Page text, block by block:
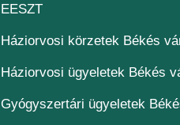
EESZT(új ablakban nyílik meg)
Háziorvosi körzetek Békés
Háziorvosi ügyeletek Békés
Gyógyszertári ügyeletek